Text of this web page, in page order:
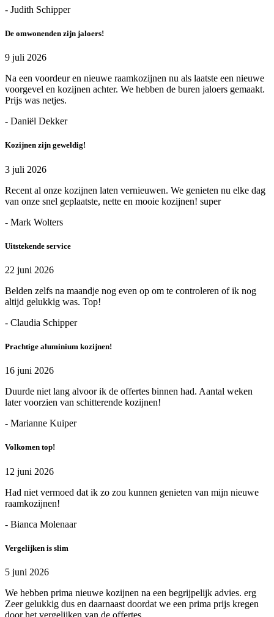
- Judith Schipper
De omwonenden zijn jaloers!
9 juli 2026
Na een voordeur en nieuwe raamkozijnen nu als laatste een nieuwe
voorgevel en kozijnen achter. We hebben de buren jaloers gemaakt.
Prijs was netjes.
- Daniël Dekker
Kozijnen zijn geweldig!
3 juli 2026
Recent al onze kozijnen laten vernieuwen. We genieten nu elke dag
van onze snel geplaatste, nette en mooie kozijnen! super
- Mark Wolters
Uitstekende service
22 juni 2026
Belden zelfs na maandje nog even op om te controleren of ik nog
altijd gelukkig was. Top!
- Claudia Schipper
Prachtige aluminium kozijnen!
16 juni 2026
Duurde niet lang alvoor ik de offertes binnen had. Aantal weken
later voorzien van schitterende kozijnen!
- Marianne Kuiper
Volkomen top!
12 juni 2026
Had niet vermoed dat ik zo zou kunnen genieten van mijn nieuwe
raamkozijnen!
- Bianca Molenaar
Vergelijken is slim
5 juni 2026
We hebben prima nieuwe kozijnen na een begrijpelijk advies. erg
Zeer gelukkig dus en daarnaast doordat we een prima prijs kregen
door het vergelijken van de offertes.